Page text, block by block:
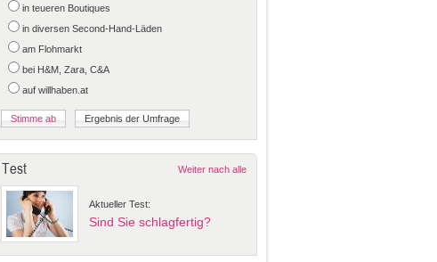
in teueren Boutiques
in diversen Second-Hand-Läden
am Flohmarkt
bei H&M, Zara, C&A
auf willhaben.at
Test Weiter nach alle
Aktueller Test:
Sind Sie schlagfertig?